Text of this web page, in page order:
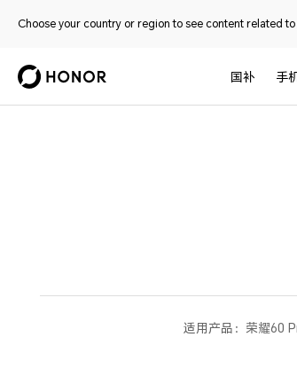
Choose your country or region to see content related
国补 手
适用产品：